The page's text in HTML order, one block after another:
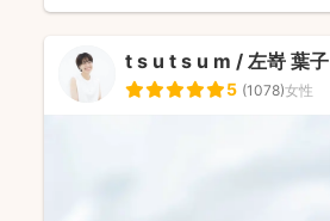
t s u t s u m / 左嵜 葉子
5 (1078)女性